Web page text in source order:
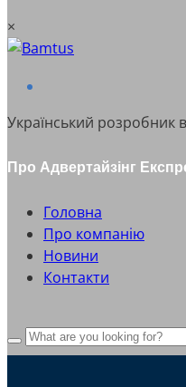
×
Український розробник
Про Адвертайзінг
Головна
Про компанію
Новини
Контакти